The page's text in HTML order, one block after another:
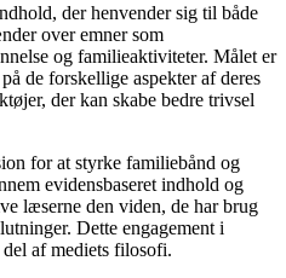
der henvender sig til både
over emner som
og familieaktiviteter. Målet er
de forskellige aspekter af deres
der kan skabe bedre trivsel
for at styrke familiebånd og
evidensbaseret indhold og
læserne den viden, de har brug
Dette engagement i
af mediets filosofi.